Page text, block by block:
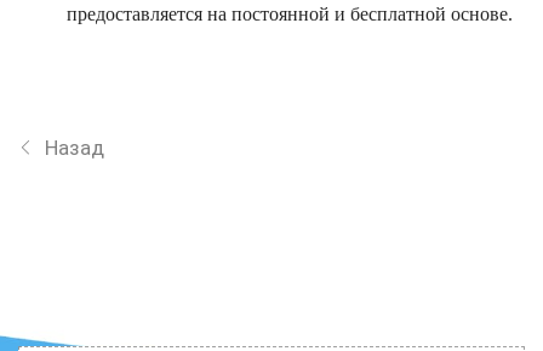
предоставляется на постоянной и бесплатной основе.
Назад